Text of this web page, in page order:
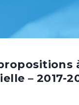
– 2017-